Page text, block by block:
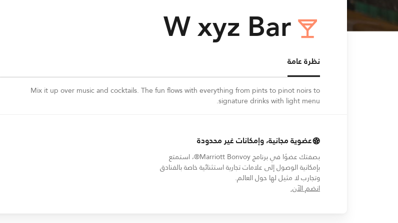
W xyz Bar
نظرة عامة
Mix it up over music and cocktails. The fun flows with everything from pints to pinot noirs to
signature drinks with light menu.
Opens In New
عضوية مجانية، وإمكانات غير محدودة
بصفتك عضوًا في برنامج Marriott Bonvoy®، استمتع
بإمكانية الوصول إلى علامات تجارية استثنائية خاصة بالفنادق
وتجارب لا مثيل لها حول العالم.
انضم الآن.